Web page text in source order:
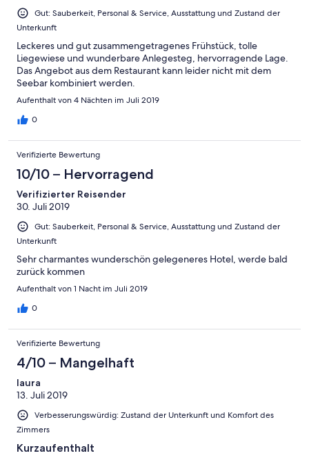
Gut: Sauberkeit, Personal & Service, Ausstattung und Zustand der
Unterkunft
Leckeres und gut zusammengetragenes Frühstück, tolle
Liegewiese und wunderbare Anlegesteg, hervorragende Lage.
Das Angebot aus dem Restaurant kann leider nicht mit dem
Seebar kombiniert werden.
Aufenthalt von 4 Nächten im Juli 2019
0
Verifizierte Bewertung
10/10 – Hervorragend
Verifizierter Reisender
30. Juli 2019
Gut: Sauberkeit, Personal & Service, Ausstattung und Zustand der
Unterkunft
Sehr charmantes wunderschön gelegeneres Hotel, werde bald
zurück kommen
Aufenthalt von 1 Nacht im Juli 2019
0
Verifizierte Bewertung
4/10 – Mangelhaft
laura
13. Juli 2019
Verbesserungswürdig: Zustand der Unterkunft und Komfort des
Zimmers
Kurzaufenthalt